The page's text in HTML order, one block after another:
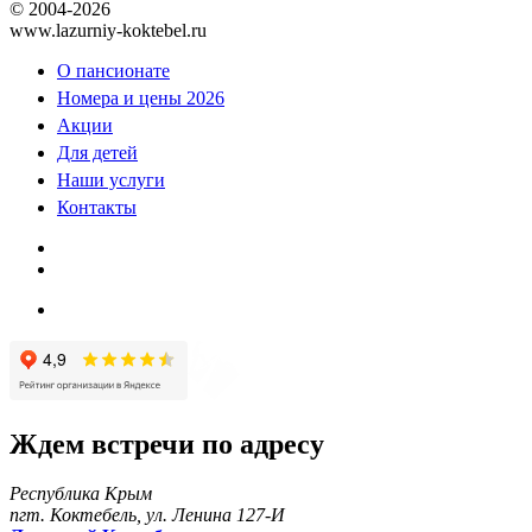
© 2004-2026
www.lazurniy-koktebel.ru
О пансионате
Номера и цены 2026
Акции
Для детей
Наши услуги
Контакты
Ждем встречи по адресу
Республика Крым
пгт. Коктебель, ул. Ленина 127-И